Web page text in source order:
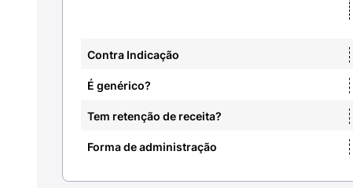
Contra Indicação
É genérico?
Tem retenção de receita?
Forma de administração